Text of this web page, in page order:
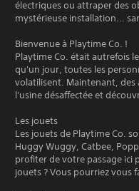
électriques ou attraper des
mystérieuse installation...
Bienvenue à Playtime Co. !
Playtime Co. était autrefois
qu'un jour, toutes les
volatilisent. Maintenant, des
l'usine désaffectée et
Les jouets
Les jouets de Playtime Co.
Huggy Wuggy, Catbee,
profiter de votre passage ici
jouets ? Vous pourriez vous